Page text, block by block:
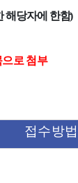
해당자에 한함)
로 첨부
접수방법